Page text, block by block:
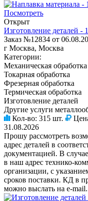
Посмотреть
Открыт
Изготовление деталей -
Заказ №12834 от
г Москва, Москва
Категории:
Механическая обработка
Токарная обработка
Фрезерная обработка
Термическая обработка
Изготовление деталей
Другие услуги
Кол-во: 315 шт.
31.08.2026
Прошу рассмотреть
адрес деталей в
документацией. В
в наш адрес технико-
организации, с
сроков поставки. КД в
можно выслать на e-